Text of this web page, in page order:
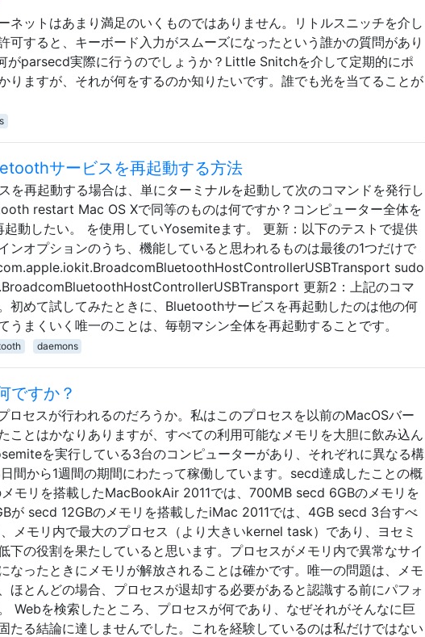
ネットはあまり満足のいくものではありません。リトルスニッチを介し
可すると、キーボード入力がスムーズになったという誰かの質問があり
がparsecd実際に行うのでしょうか？Little Snitchを介して定期的にポ
りますが、それが何をするのか知りたいです。誰でも光を当てることが
サービスを再起動する方法
を再起動する場合は、単にターミナルを起動して次のコマンドを発行し
restart Mac OS Xで同等のものは何ですか？コンピューター全体を
動したい。 を使用していYosemiteます。 更新：以下のテストで提供
ンオプションのうち、機能していると思われるものは最後の1つだけで
sudo
更新2：上記のコマ
初めて試してみたときに、Bluetoothサービスを再起動したのは他の何
うまくいく唯一のことは、毎朝マシン全体を再起動することです。
daemons
ですか？
ロセスが行われるのだろうか。私はこのプロセスを以前のMacOSバー
ことはかなりありますが、すべての利用可能なメモリを大胆に飲み込ん
を実行している3台のコンピューターがあり、それぞれに異なる構
間から1週間の期間にわたって稼働しています。secd達成したことの概
モリを搭載したMacBookAir 2011では、700MB secd 6GBのメモリを
が secd 12GBのメモリを搭載したiMac 2011では、4GB secd 3台すべ
メモリ内で最大のプロセス（より大きいkernel task）であり、ヨセミ
下の役割を果たしていると思います。プロセスがメモリ内で異常なサイ
なったときにメモリが解放されることは確かです。唯一の問題は、メモ
ほとんどの場合、プロセスが退却する必要があると認識する前にパフォ
Webを検索したところ、プロセスが何であり、なぜそれがそんなに巨
たる結論に達しませんでした。これを経験しているのは私だけではない